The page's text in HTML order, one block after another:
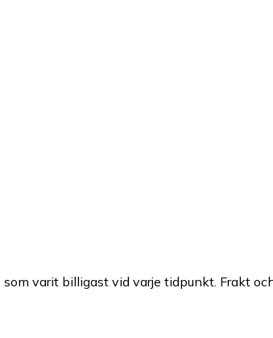
varit billigast vid varje tidpunkt. Frakt